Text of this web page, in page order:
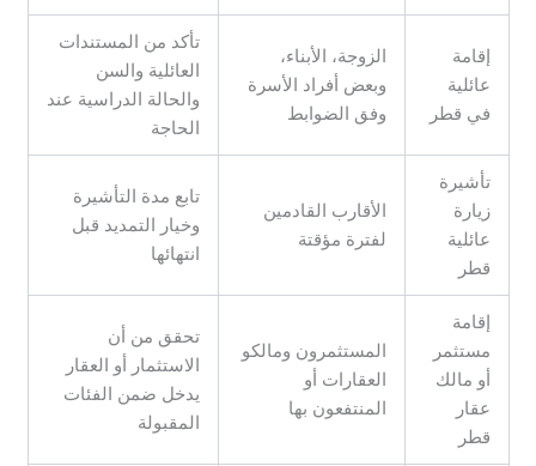
إقامة
عائلية
في قطر
الزوجة، الأبناء،
وبعض أفراد الأسرة
وفق الضوابط
تأكد من المستندات
العائلية والسن
والحالة الدراسية عند
الحاجة
تأشيرة
زيارة
عائلية
قطر
الأقارب القادمين
لفترة مؤقتة
تابع مدة التأشيرة
وخيار التمديد قبل
انتهائها
إقامة
مستثمر
أو مالك
عقار
قطر
المستثمرون ومالكو
العقارات أو
المنتفعون بها
تحقق من أن
الاستثمار أو العقار
يدخل ضمن الفئات
المقبولة